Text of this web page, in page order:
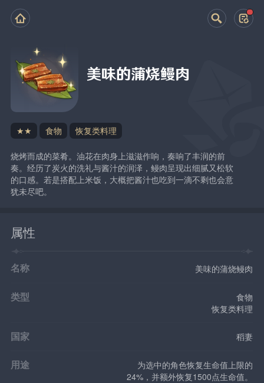
美味的蒲烧鳗肉
★★ 食物 恢复类料理
烧烤而成的菜肴。油花在肉身上滋滋作响，奏响了丰润的前
奏。经历了炭火的洗礼与酱汁的润泽，鳗肉呈现出细腻又松软
的口感。若是搭配上米饭，大概把酱汁也吃到一滴不剩也会意
犹未尽吧。
属性
名称 美味的蒲烧鳗肉
类型
食物
恢复类料理
国家 稻妻
用途
为选中的角色恢复生命值上限的
24%，并额外恢复1500点生命值。